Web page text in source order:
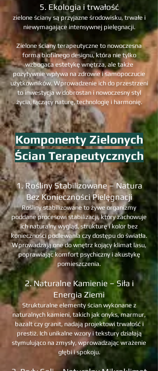
5. Ekologia i trwałość
zielone ściany są przyjazne środowisku, trwałe i
niewymagające intensywnej pielęgnacji.
Zielone ściany terapeutyczne to nowoczesna
forma biofilnego designu, która nie tylko
wzbogaca estetykę wnętrza, ale także
pozytywnie wpływa na zdrowie i samopoczucie
użytkowników. Wprowadzenie ich do przestrzeni
to inwestycja w dobrostan i nowoczesny styl
życia, łączący naturę, technologię i harmonię.
Komponenty Zielonych
Ścian Terapeutycznych
1. Rośliny Stabilizowane – Natura
Bez Konieczności Pielęgnacji
Rośliny stabilizowane to żywe organizmy
poddane procesowi stabilizacji, który zachowuje
ich naturalny wygląd, strukturę i kolor bez
konieczności podlewania czy dostępu do światła.
Wprowadzają one do wnętrz kojący klimat lasu,
poprawiając komfort psychiczny i akustykę
pomieszczenia.
2. Naturalne Kamienie – Siła i
Energia Ziemi
Strukturalne elementy ścian wykonane z
naturalnych kamieni, takich jak onyks, marmur,
bazalt czy granit, nadają projektowi trwałość i
prestiż. Ich unikalne wzory i tekstury działają
stymulująco na zmysły, wprowadzając wrażenie
głębi i spokoju.